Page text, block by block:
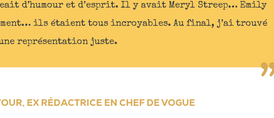
d’humour et d’esprit. Il y avait Meryl Streep… Emily
ils étaient tous incroyables. Au final, j’ai trouvé
représentation juste.
EX RÉDACTRICE EN CHEF DE VOGUE